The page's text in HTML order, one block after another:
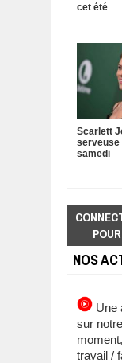
cet été
Scarlett
serveuse
samedi
NOS
Une
sur
travail /